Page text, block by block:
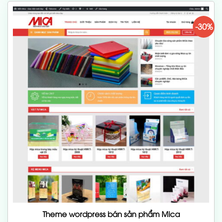
-30%
Theme wordpress bán sản phẩm Mica